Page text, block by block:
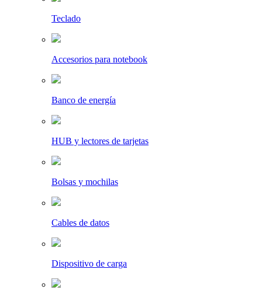
Teclado
Accesorios para notebook
Banco de energía
HUB y lectores de tarjetas
Bolsas y mochilas
Cables de datos
Dispositivo de carga